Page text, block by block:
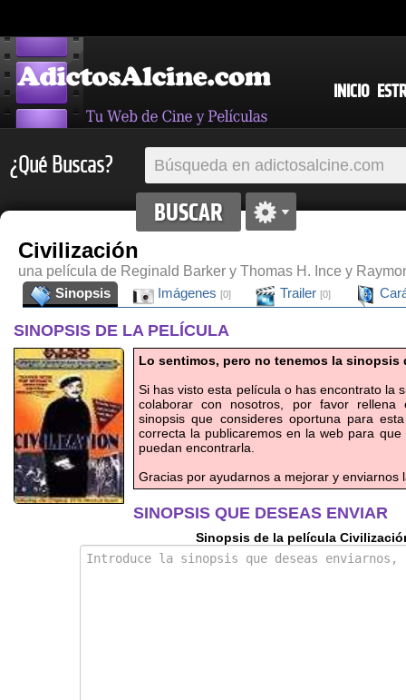
INICIO
¿Qué Buscas?
Civilización
una película de Reginald Barker y Thomas H. Ince y
Sinopsis
Imágenes [0] Trailer [0]
SINOPSIS DE LA PELÍCULA
Lo sentimos, pero no tenemos la sinopsis
Si has visto esta película o has encontrato la
colaborar con nosotros, por favor
sinopsis que consideres oportuna para
correcta la publicaremos en la web para
puedan encontrarla.
Gracias por ayudarnos a mejorar y enviarnos
SINOPSIS QUE DESEAS ENVIAR
Sinopsis de la película